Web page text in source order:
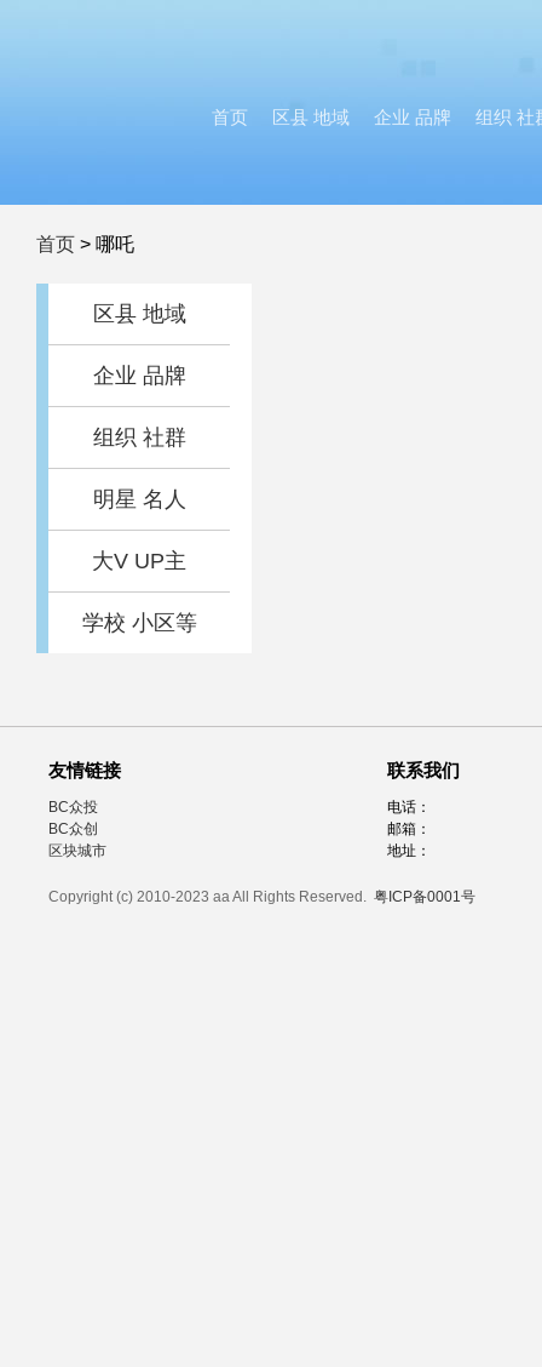
首页 区县 地域 企业 品牌 组织 社
首页 > 哪吒
区县 地域
企业 品牌
组织 社群
明星 名人
大V UP主
学校 小区等
友情链接
BC众投
BC众创
区块城市
联系我们
电话：
邮箱：
地址：
Copyright (c) 2010-2023 aa All Rights Reserved. 粤ICP备0001号